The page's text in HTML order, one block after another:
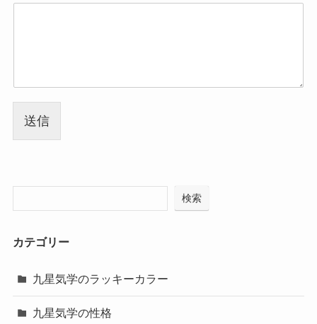
送信
検索
カテゴリー
九星気学のラッキーカラー
九星気学の性格